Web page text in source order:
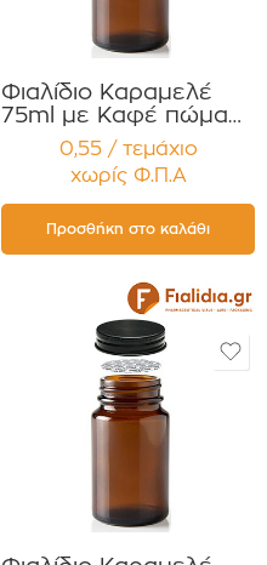
Φιαλίδιο Καραμελέ
75ml με Καφέ πώμα
Αλουμ. για Χάπια ,
Βιταμίνες
Συμπληρώματα
Διατροφής
Συσκευασία 12
τεμαχίων
0,55 / τεμάχιο
χωρίς Φ.Π.Α
Προσθήκη στο καλάθι